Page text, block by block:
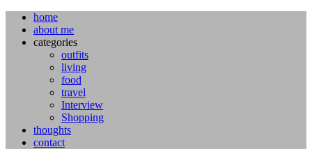
home
about me
categories
outfits
living
food
travel
Interview
Shopping
thoughts
contact